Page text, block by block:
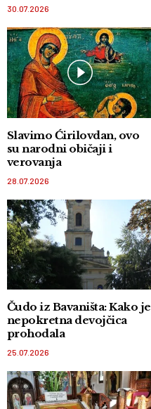
30.07.2026
Slavimo Ćirilovdan, ovo
su narodni običaji i
verovanja
28.07.2026
Čudo iz Bavaništa: Kako je
nepokretna devojčica
prohodala
25.07.2026